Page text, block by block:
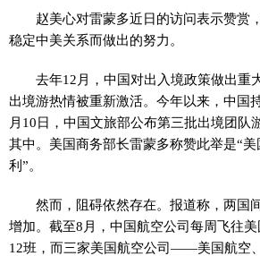
赵美心对雷蒙多近日的访问表示赞赏
稳定中美关系而做出的努力。
去年12月，中国对出入境政策做出重
出境游热情被重新激活。今年以来，中国
月10日，中国文旅部公布第三批出境团队
其中。美国商务部长雷蒙多称赞此举是“
利”。
然而，阻碍依然存在。报道称，两国
增加。截至8月，中国航空公司每周飞往
12班，而三家美国航空公司——美国航空